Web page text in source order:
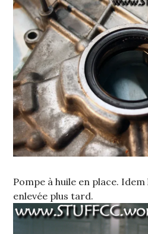
Pompe à huile en place.
enlevée plus tard.